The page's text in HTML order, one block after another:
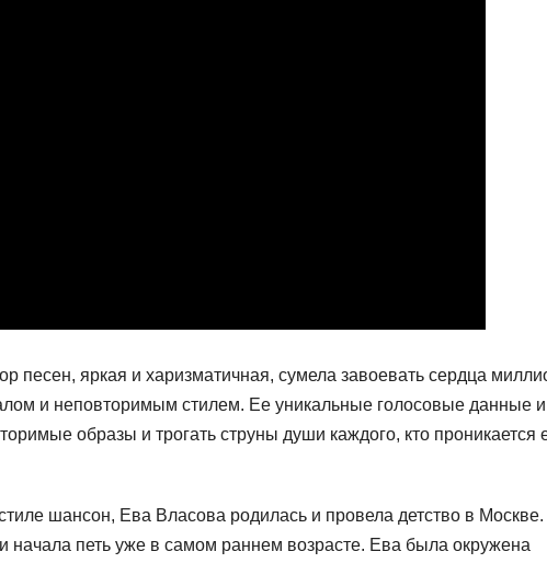
песен, яркая и харизматичная, сумела завоевать сердца
и неповторимым стилем. Ее уникальные голосовые данные и
образы и трогать струны души каждого, кто проникается
шансон, Ева Власова родилась и провела детство в
начала петь уже в самом раннем возрасте. Ева была окружена